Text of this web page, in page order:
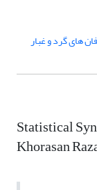
های گرد و غبار
Statistical
Khorasan